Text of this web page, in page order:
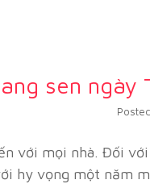
sen ngày
với mọi nhà. Đối
hy vọng một năm